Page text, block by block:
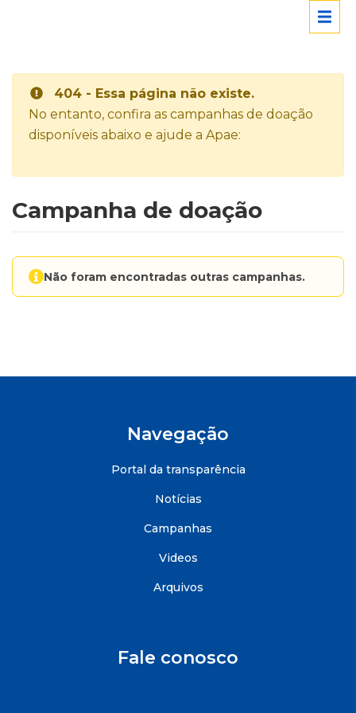
404 - Essa página não existe.
No entanto, confira as campanhas de doação
disponíveis abaixo e ajude a Apae:
Campanha de doação
Não foram encontradas outras campanhas.
Navegação
Portal da transparência
Notícias
Campanhas
Videos
Arquivos
Fale conosco